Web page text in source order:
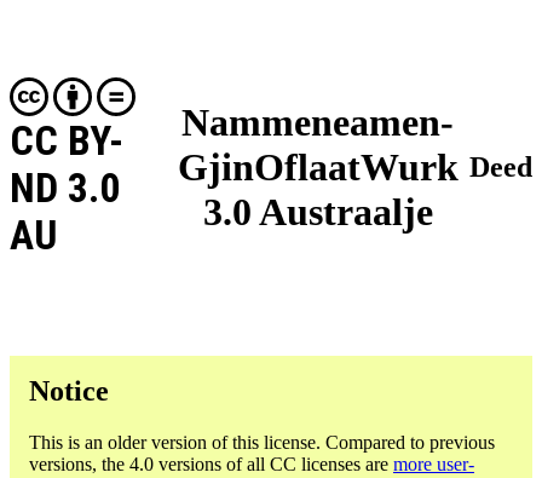
Nammeneamen-
GjinOflaatWurk
3.0 Austraalje
CC BY-
ND 3.0
AU
Deed
Notice
This is an older version of this license. Compared to previous
versions, the 4.0 versions of all CC licenses are more user-